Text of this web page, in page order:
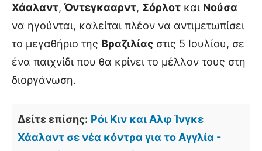
Χάαλαντ, Όντεγκααρντ, Σόρλοτ και Νούσα
να ηγούνται, καλείται πλέον να αντιμετωπίσει
το μεγαθήριο της Βραζιλίας στις 5 Ιουλίου, σε
ένα παιχνίδι που θα κρίνει το μέλλον τους στη
διοργάνωση.
Δείτε επίσης: Ρόι Κιν και Αλφ Ίνγκε
Χάαλαντ σε νέα κόντρα για το Αγγλία -